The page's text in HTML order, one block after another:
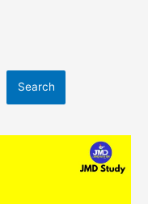
Search